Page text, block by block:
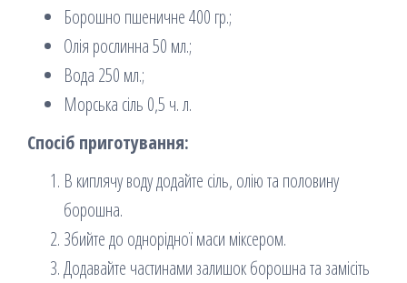
Борошно пшеничне 400 гр.;
Олія рослинна 50 мл.;
Вода 250 мл.;
Морська сіль 0,5 ч. л.
Спосіб приготування:
В киплячу воду додайте сіль, олію та половину
борошна.
Збийте до однорідної маси міксером.
Додавайте частинами залишок борошна та замісіть